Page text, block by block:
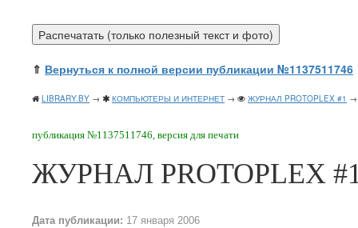
⇑ Вернуться к полной версии публикации №1137511746
LIBRARY.BY → КОМПЬЮТЕРЫ И ИНТЕРНЕТ → ЖУРНАЛ PROTOPLEX #1 →
публикация №1137511746, версия для печати
ЖУРНАЛ PROTOPLEX
Дата публикации: 17 января 2006